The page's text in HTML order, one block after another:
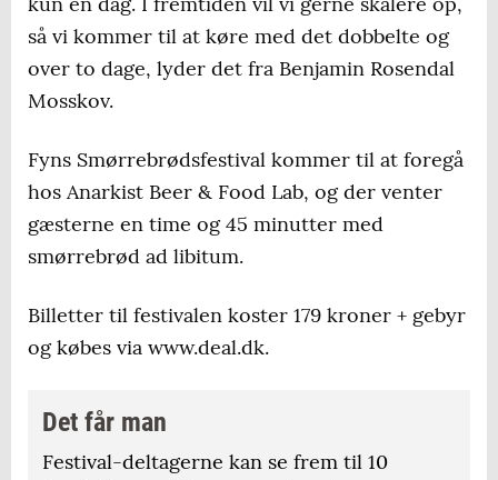
så vi kommer til at køre med det dobbelte og
over to dage, lyder det fra Benjamin Rosendal
Mosskov.
Fyns Smørrebrødsfestival kommer til at foregå
hos Anarkist Beer & Food Lab, og der venter
gæsterne en time og 45 minutter med
smørrebrød ad libitum.
Billetter til festivalen koster 179 kroner + gebyr
og købes via www.deal.dk.
Det får man
Festival-deltagerne kan se frem til 10